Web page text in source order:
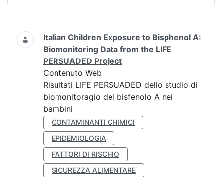
Ricerca
Italian Children Exposure to Bisphenol A:
Biomonitoring Data from the LIFE
PERSUADED Project
Contenuto Web
Risultati LIFE PERSUADED dello studio di
biomonitoragio del bisfenolo A nei
bambini
CONTAMINANTI CHIMICI
EPIDEMIOLOGIA
FATTORI DI RISCHIO
SICUREZZA ALIMENTARE